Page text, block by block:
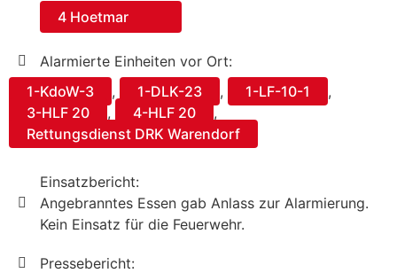
4 Hoetmar
Alarmierte Einheiten vor Ort:
1-KdoW-3
, 1-DLK-23 , 1-LF-10-1
,
3-HLF 20
, 4-HLF 20
,
Rettungsdienst DRK Warendorf
Einsatzbericht:
Angebranntes Essen gab Anlass zur Alarmierung.
Kein Einsatz für die Feuerwehr.
Pressebericht: